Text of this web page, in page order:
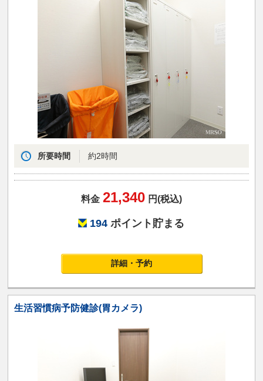
所要時間 約2時間
料金 21,340 円(税込)
194 ポイント貯まる
詳細・予約
生活習慣病予防健診(胃カメラ)